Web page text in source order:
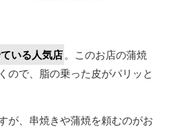
いる人気店。このお店の蒲焼
ので、脂の乗った皮がパリッと
が、串焼きや蒲焼を頼むのがお